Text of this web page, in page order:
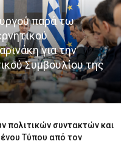
παρά τω
για την
Συμβουλίου της
πολιτικών συντακτών και
Τύπου από τον